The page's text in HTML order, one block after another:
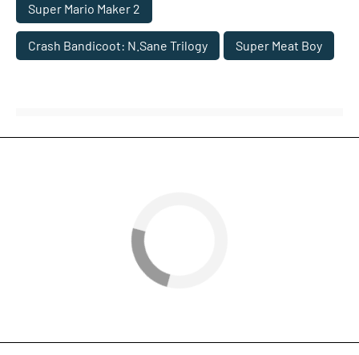
Super Mario Maker 2
Crash Bandicoot: N.Sane Trilogy Super Meat Boy